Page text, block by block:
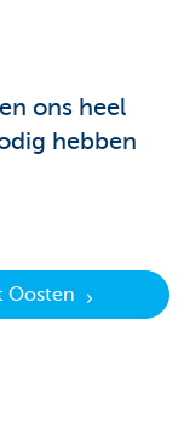
ons heel
hebben
Oosten